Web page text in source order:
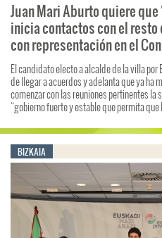
Juan Mari Aburto quiere que
inicia contactos con el
con representación en el
El candidato electo a alcalde de la villa
de llegar a acuerdos y adelanta que ya
comenzar con las reuniones pertinentes
“gobierno fuerte y estable que permita
BIZKAIA